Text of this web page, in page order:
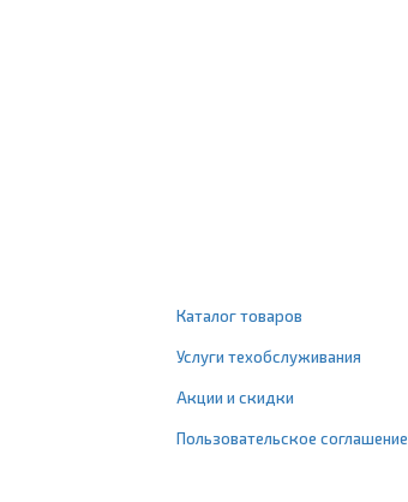
Каталог товаров
Услуги техобслуживания
Акции и скидки
Пользовательское соглашение